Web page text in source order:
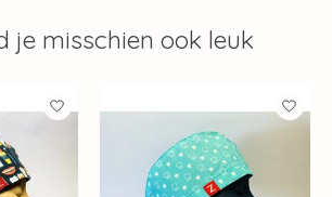
je misschien ook leuk